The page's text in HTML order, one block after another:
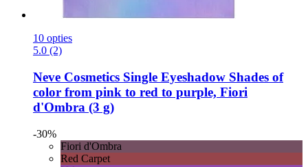
10 opties
5.0 (2)
Neve Cosmetics Single Eyeshadow Shades of
color from pink to red to purple, Fiori
d'Ombra (3 g)
-30%
Fiori d'Ombra
Red Carpet